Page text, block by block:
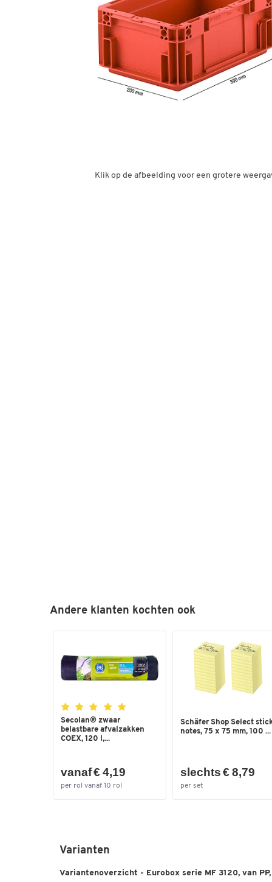
Klik op de afbeelding voor een grotere
Andere klanten kochten ook
Secolan® zwaar
belastbare afvalzakken
COEX, 120 l,...
vanaf € 4,19
per rol vanaf 10 rol
Schäfer Shop Select
notes, 75 x 75 mm, 100 ...
slechts € 8,79
per set
Varianten
Variantenoverzicht - Eurobox serie MF 3120, van